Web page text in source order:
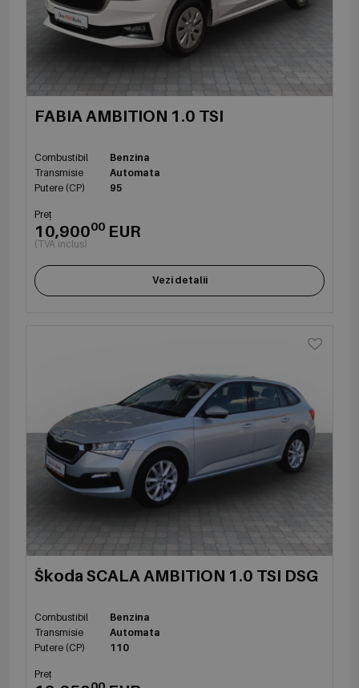
FABIA AMBITION 1.0 TSI
Combustibil
Benzina
Transmisie
Automata
Putere (CP)
95
Preț
10,90000 EUR
(TVA inclus)
Vezi detalii
Škoda SCALA AMBITION 1.0 TSI DSG
Combustibil
Benzina
Transmisie
Automata
Putere (CP)
110
Preț